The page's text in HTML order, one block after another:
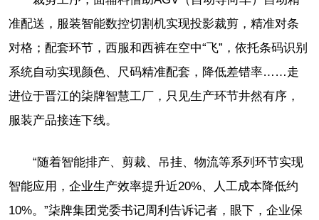
准配送，服装智能数控切割机实现投影裁剪，精准对条
对格；配套环节，西服和西裤在空中“飞”，依托条码识别
系统自动实现颜色、尺码精准配套，降低差错率……走
进位于晋江的柒牌智慧工厂，只见生产环节井然有序，
服装产品接连下线。
“随着智能排产、剪裁、吊挂、物流等系列环节实现
智能应用，企业生产效率提升近20%、人工成本降低约
10%。”柒牌集团党委书记周利告诉记者，眼下，企业保